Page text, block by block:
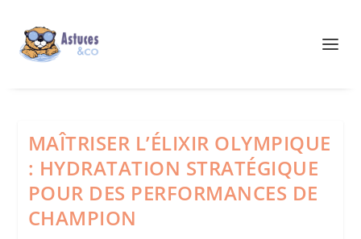
MAÎTRISER L’ÉLIXIR OLYMPIQUE
: HYDRATATION STRATÉGIQUE
POUR DES PERFORMANCES DE
CHAMPION